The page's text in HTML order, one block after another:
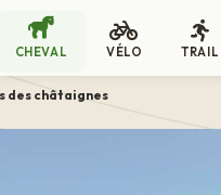
CHEVAL VÉLO TRAIL
des châtaignes